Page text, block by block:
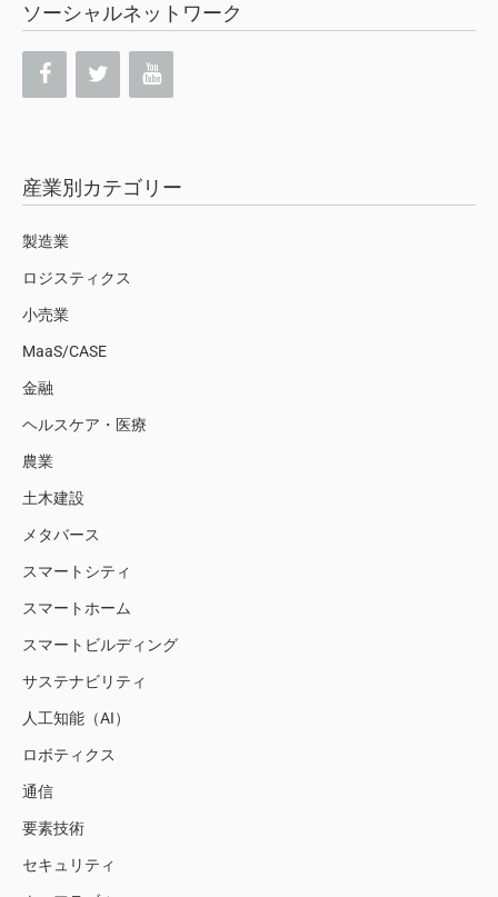
ソーシャルネットワーク
産業別カテゴリー
製造業
ロジスティクス
小売業
MaaS/CASE
金融
ヘルスケア・医療
農業
土木建設
メタバース
スマートシティ
スマートホーム
スマートビルディング
サステナビリティ
人工知能（AI）
ロボティクス
通信
要素技術
セキュリティ